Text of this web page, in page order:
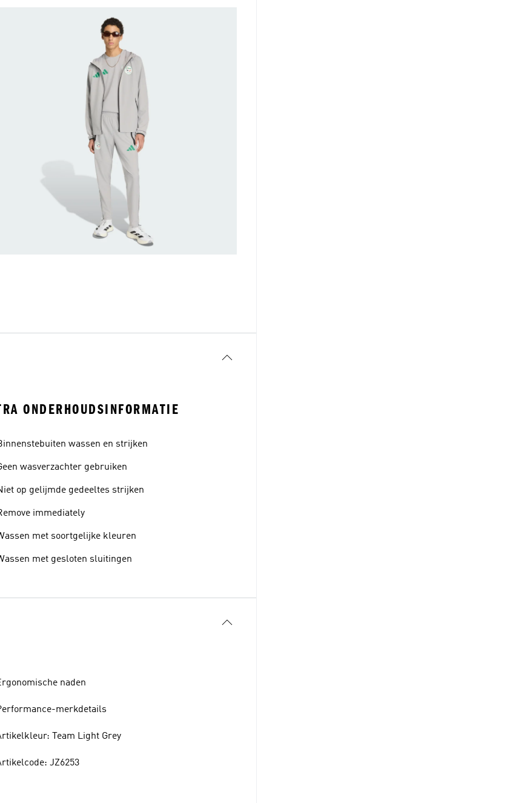
ONDERHOUDSINFORMATIE
wassen en strijken
wasverzachter gebruiken
op gelijmde gedeeltes strijken
immediately
met soortgelijke kleuren
met gesloten sluitingen
naden
merkdetails
Team Light Grey
JZ6253